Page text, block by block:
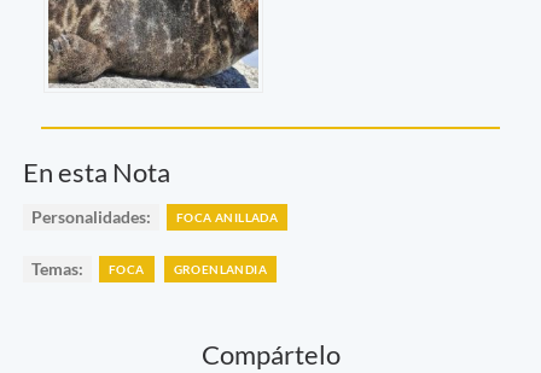
En esta Nota
Personalidades: FOCA ANILLADA
Temas: FOCA GROENLANDIA
Compártelo